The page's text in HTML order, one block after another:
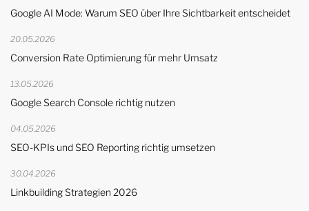
Google AI Mode: Warum SEO über Ihre Sichtbarkeit entscheidet
20.05.2026
Conversion Rate Optimierung für mehr Umsatz
13.05.2026
Google Search Console richtig nutzen
04.05.2026
SEO-KPIs und SEO Reporting richtig umsetzen
30.04.2026
Linkbuilding Strategien 2026